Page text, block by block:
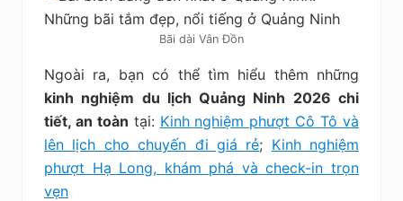
Bãi dài Vân Đồn
Ngoài ra, bạn có thể tìm hiểu thêm những
kinh nghiệm du lịch Quảng Ninh 2026 chi
tiết, an toàn tại: Kinh nghiệm phượt Cô Tô và
lên lịch cho chuyến đi giá rẻ; Kinh nghiệm
phượt Hạ Long, khám phá và check-in trọn
vẹn